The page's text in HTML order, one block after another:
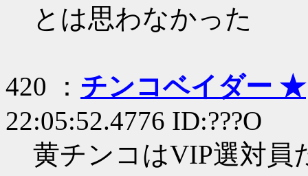
とは思わなかった
420 ： チンコベイダー ★
22:05:52.4776 ID:???O
黄チンコはVIP選対員